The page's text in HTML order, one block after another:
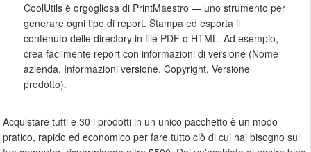
CoolUtils è orgogliosa di PrintMaestro — uno strumento per
generare ogni tipo di report. Stampa ed esporta il
contenuto delle directory in file PDF o HTML. Ad esempio,
crea facilmente report con informazioni di versione (Nome
azienda, Informazioni versione, Copyright, Versione
prodotto).
Acquistare tutti e 30 i prodotti in un unico pacchetto è un modo
pratico, rapido ed economico per fare tutto ciò di cui hai bisogno sul